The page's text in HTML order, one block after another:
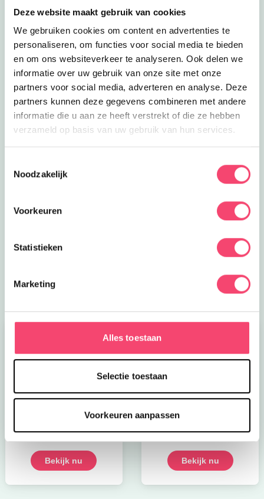
Deze website maakt gebruik van cookies
We gebruiken cookies om content en advertenties te
personaliseren, om functies voor social media te bieden
en om ons websiteverkeer te analyseren. Ook delen we
informatie over uw gebruik van onze site met onze
partners voor social media, adverteren en analyse. Deze
partners kunnen deze gegevens combineren met andere
informatie die u aan ze heeft verstrekt of die ze hebben
verzameld op basis van uw gebruik van hun services.
Noodzakelijk
Voorkeuren
Statistieken
Marketing
Alles toestaan
Selectie toestaan
Voorkeuren aanpassen
Hilversum Zomerspecial
gaan. In Hilversum en omgeving vind je volop leuke
creatieve workshops tot kinderfilms, sportieve uitjes en
bijzondere evenementen.
Kroon op de taart bij
Bekijk nu
Onze favoriete
kinderen!
Bekijk nu